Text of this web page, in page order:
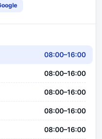
08:00–16:00
08:00–16:00
08:00–16:00
08:00–16:00
08:00–16:00